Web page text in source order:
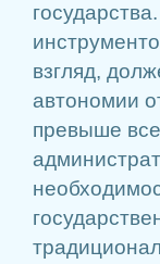
взгляд,
автономии
превыше